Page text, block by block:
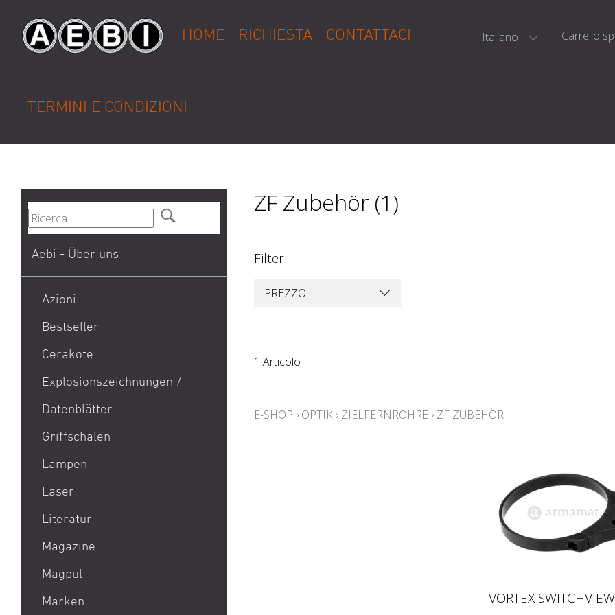
Italiano Carrello
HOME RICHIESTA CONTATTACI
TERMINI E CONDIZIONI
Aebi - Über uns
Azioni
Bestseller
1911
Aktion Bester Preis
AR 15
B&T Print-X
CZ 75 / CZ TS
Eotech EXPS3 / Eotech
EXPS2
Glock 48 / Glock 43X
Heckler & Koch MP5 /
Heckler & Koch SP5
Cerakote
Explosionszeichnungen /
Datenblätter
Griffschalen
Lampen
Laser
Literatur
Magazine
Magpul
Marken
ZF Zubehör (1)
Filter
PREZZO
1 Articolo
E-SHOP › OPTIK › ZIELFERNROHRE › ZF ZUBEHÖR
VORTEX